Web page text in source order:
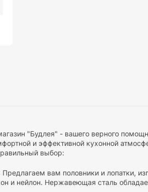
"Будлея" - вашего верного
и эффективной кухонной
выбор:
Предлагаем вам половники и лопатки,
и нейлон. Нержавеющая сталь